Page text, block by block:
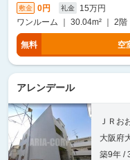
敷金 0円 礼金
15万円
ワンルーム ｜ 30.04m² ｜ 2階
無料 空
アレンデール
ＪＲお
大阪府
築9年 /